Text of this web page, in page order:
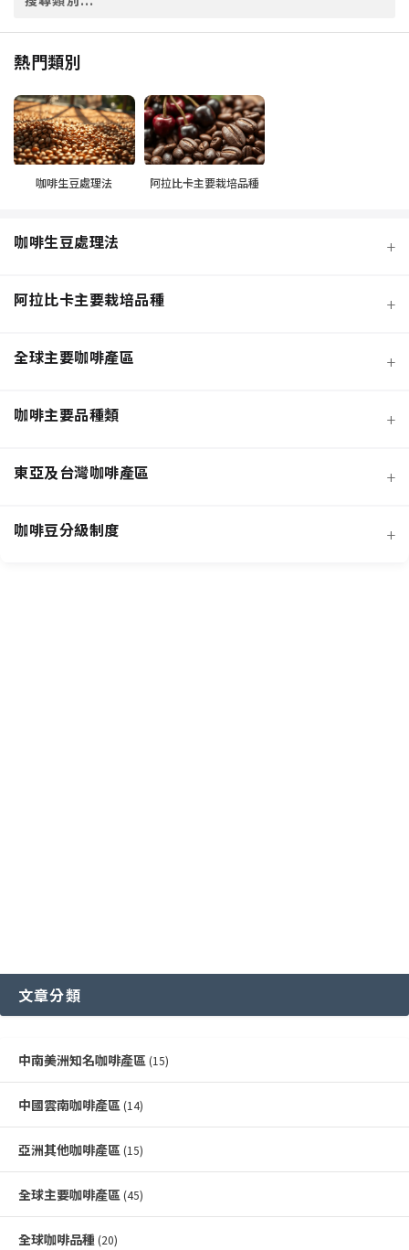
熱門類別
咖啡生豆處理法 阿拉比卡主要栽培品種
咖啡生豆處理法 +
阿拉比卡主要栽培品種 +
全球主要咖啡產區 +
咖啡主要品種類 +
東亞及台灣咖啡產區 +
咖啡豆分級制度 +
文章分類
中南美洲知名咖啡產區 (15)
中國雲南咖啡產區 (14)
亞洲其他咖啡產區 (15)
全球主要咖啡產區 (45)
全球咖啡品種 (20)